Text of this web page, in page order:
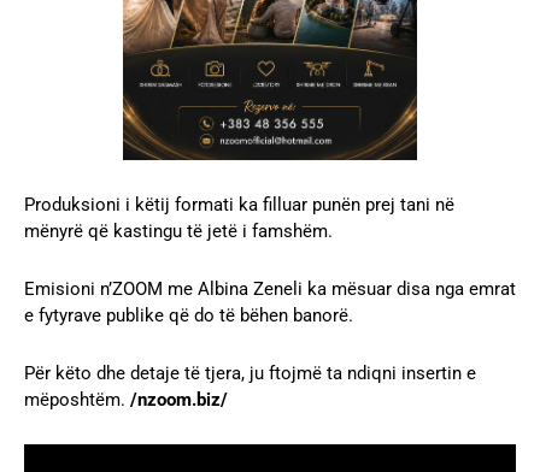
Produksioni i këtij formati ka filluar punën prej tani në
mënyrë që kastingu të jetë i famshëm.
Emisioni n’ZOOM me Albina Zeneli ka mësuar disa nga emrat
e fytyrave publike që do të bëhen banorë.
Për këto dhe detaje të tjera, ju ftojmë ta ndiqni insertin e
mëposhtëm. /nzoom.biz/